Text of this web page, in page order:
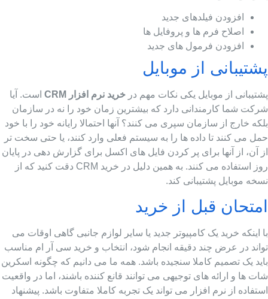
افزودن فیلدهای جدید
اصلاح فرم ها و پروفایل ها
افزودن فرمول های جدید
از موبایل
از موبایل یکی نکات مهم در خرید نرم افزار CRM
است. آیا
شما کارمندانی دارد که بیشترین زمان خود را نه در سازمان
خارج از سازمان سپری می کنند؟ آنها احتمالا رایانه خود را با خود
می کنند تا داده ها را به سیستم فعلی وارد کنند، یا حتی سخت تر
آن، از آنها برای پر کردن فایل های اکسل برای گزارش دهی در پایان
روز استفاده می کنند. به همین دلیل در خرید CRM دقت کنید که از
موبایل پشتیبانی کند.
قبل از خرید
اینکه خرید یک کامپیوتر جدید یا سایر لوازم جانبی گاهی اوقات می
در عرض چند دقیقه انجام شود، انتخاب و خرید سی آر ام مناسب
یک تصمیم کاملا سنجیده باشد. همه ما می دانیم که چگونه اسکرین
ها و ارائه های توجیهی می توانند قانع کننده باشند، اما در واقعیت
از نرم افزار می تواند یک تجربه کاملا متفاوت باشد. پیشنهاد